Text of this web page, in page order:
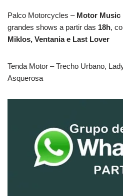
Palco Motorcycles – Motor Music
grandes shows a partir das 18h,
Miklos, Ventania e Last Lover
Tenda Motor – Trecho Urbano,
Asquerosa